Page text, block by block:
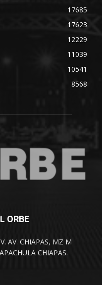
17685
17623
12229
11039
10541
8568
ORBE
AV. CHIAPAS, MZ M
CHIAPAS.